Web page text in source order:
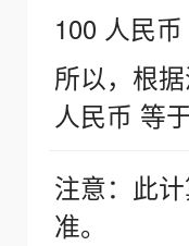
100 人民
所以，根
人民币 等
注意：此
准。